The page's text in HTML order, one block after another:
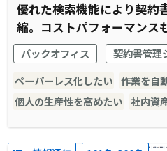
優れた検索機能により契約
縮。コストパフォーマンス
バックオフィス
契約書管理
ペーパーレス化したい 作業を自
個人の生産性を高めたい 社内資